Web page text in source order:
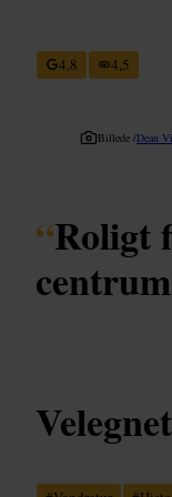
4,8 4,5
Billede /Dean
“Roligt
centrum